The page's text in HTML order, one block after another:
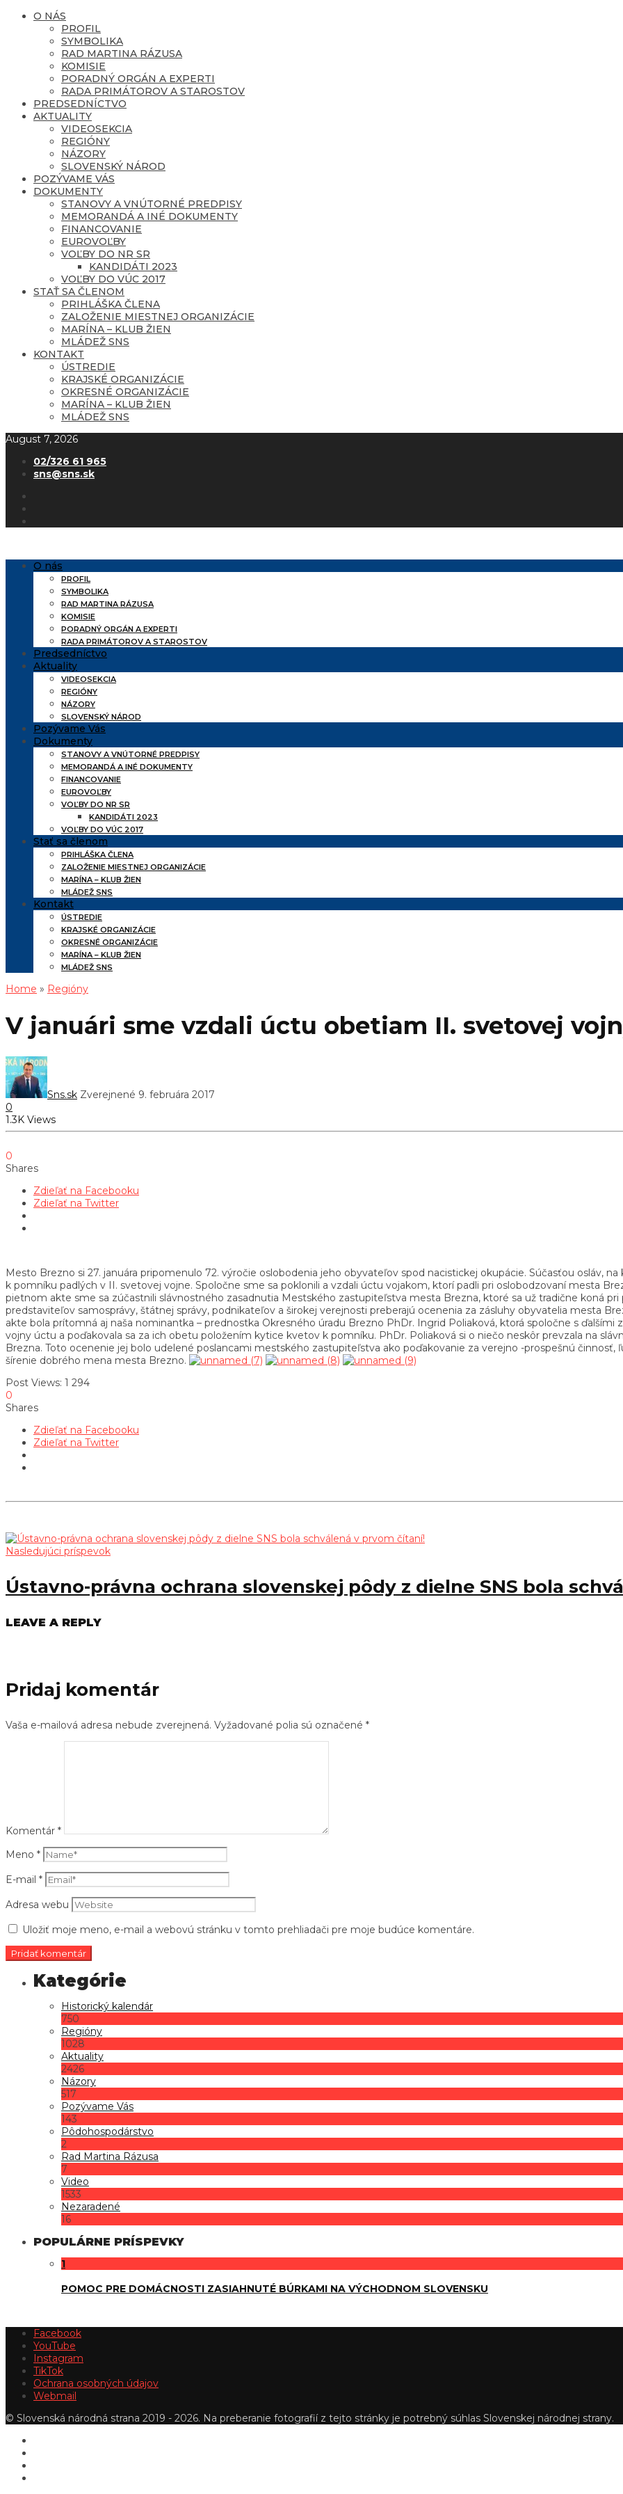
O NÁS
PROFIL
SYMBOLIKA
RAD MARTINA RÁZUSA
KOMISIE
PORADNÝ ORGÁN A EXPERTI
RADA PRIMÁTOROV A STAROSTOV
PREDSEDNÍCTVO
AKTUALITY
VIDEOSEKCIA
REGIÓNY
NÁZORY
SLOVENSKÝ NÁROD
POZÝVAME VÁS
DOKUMENTY
STANOVY A VNÚTORNÉ PREDPISY
MEMORANDÁ A INÉ DOKUMENTY
FINANCOVANIE
EUROVOĽBY
VOĽBY DO NR SR
KANDIDÁTI 2023
VOĽBY DO VÚC 2017
STAŤ SA ČLENOM
PRIHLÁŠKA ČLENA
ZALOŽENIE MIESTNEJ ORGANIZÁCIE
MARÍNA – KLUB ŽIEN
MLÁDEŽ SNS
KONTAKT
ÚSTREDIE
KRAJSKÉ ORGANIZÁCIE
OKRESNÉ ORGANIZÁCIE
MARÍNA – KLUB ŽIEN
MLÁDEŽ SNS
August 7, 2026
02/326 61 965
sns@sns.sk
O nás
PROFIL
SYMBOLIKA
RAD MARTINA RÁZUSA
KOMISIE
PORADNÝ ORGÁN A EXPERTI
RADA PRIMÁTOROV A STAROSTOV
Predsedníctvo
Aktuality
VIDEOSEKCIA
REGIÓNY
NÁZORY
SLOVENSKÝ NÁROD
Pozývame Vás
Dokumenty
STANOVY A VNÚTORNÉ PREDPISY
MEMORANDÁ A INÉ DOKUMENTY
FINANCOVANIE
EUROVOĽBY
VOĽBY DO NR SR
KANDIDÁTI 2023
VOĽBY DO VÚC 2017
Stať sa členom
PRIHLÁŠKA ČLENA
ZALOŽENIE MIESTNEJ ORGANIZÁCIE
MARÍNA – KLUB ŽIEN
MLÁDEŽ SNS
Kontakt
ÚSTREDIE
KRAJSKÉ ORGANIZÁCIE
OKRESNÉ ORGANIZÁCIE
MARÍNA – KLUB ŽIEN
MLÁDEŽ SNS
Home » Regióny
V januári sme vzdali úctu obetiam II. svetovej
Sns.sk Zverejnené 9. februára 2017
0
1.3K Views
0
Shares
Zdieľať na Facebooku
Zdieľať na Twitter
Mesto Brezno si 27. januára pripomenulo 72. výročie oslobodenia jeho obyvateľov spod nacistickej okupácie. Súčasťou osláv,
k pomníku padlých v II. svetovej vojne. Spoločne sme sa poklonili a vzdali úctu vojakom, ktorí padli pri oslobodzovaní mesta
pietnom akte sme sa zúčastnili slávnostného zasadnutia Mestského zastupiteľstva mesta Brezna, ktoré sa už tradične koná
predstaviteľov samosprávy, štátnej správy, podnikateľov a širokej verejnosti preberajú ocenenia za zásluhy obyvatelia mesta
akte bola prítomná aj naša nominantka – prednostka Okresného úradu Brezno PhDr. Ingrid Poliaková, ktorá spoločne s
vojny úctu a poďakovala sa za ich obetu položením kytice kvetov k pomníku. PhDr. Poliaková si o niečo neskôr prevzala na
Brezna. Toto ocenenie jej bolo udelené poslancami mestského zastupiteľstva ako poďakovanie za verejno -prospešnú
šírenie dobrého mena mesta Brezno.
Post Views: 1 294
0
Shares
Zdieľať na Facebooku
Zdieľať na Twitter
Nasledujúci príspevok
Ústavno-právna ochrana slovenskej pôdy z dielne SNS bola
LEAVE A REPLY
Pridaj komentár
Vaša e-mailová adresa nebude zverejnená. Vyžadované polia sú označené *
Komentár *
Meno *
E-mail *
Adresa webu
Uložiť moje meno, e-mail a webovú stránku v tomto prehliadači pre moje budúce komentáre.
Historický kalendár
750
Regióny
1028
Aktuality
2426
Názory
517
Pozývame Vás
143
Pôdohospodárstvo
2
Rad Martina Rázusa
7
Video
1533
Nezaradené
16
POPULÁRNE PRÍSPEVKY
1
POMOC PRE DOMÁCNOSTI ZASIAHNUTÉ BÚRKAMI NA VÝCHODNOM SLOVENSKU
Facebook
YouTube
Instagram
TikTok
Ochrana osobných údajov
Webmail
© Slovenská národná strana 2019 - 2026. Na preberanie fotografií z tejto stránky je potrebný súhlas Slovenskej národnej strany.